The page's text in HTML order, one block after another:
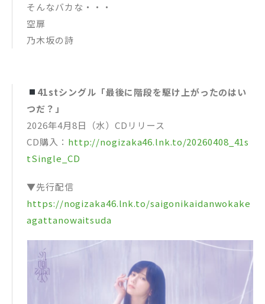
そんなバカな・・・
空扉
乃木坂の詩
41stシングル「最後に階段を駆け上がったのはい
つだ？」
2026年4月8日（水）CDリリース
CD購入： http://nogizaka46.lnk.to/20260408_41s
tSingle_CD
▼先行配信
https://nogizaka46.lnk.to/saigonikaidanwokake
agattanowaitsuda